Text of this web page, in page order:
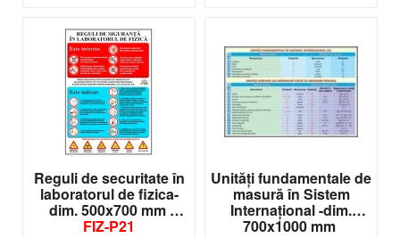
Reguli de securitate în
laboratorul de fizica-
dim. 500x700 mm
FIZ-P21
Unităţi fundamentale de
masură în Sistem
Internaţional -dim.
700x1000 mm